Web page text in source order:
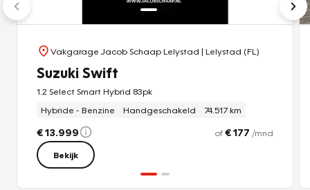
Vakgarage Jacob Schaap Lelystad | Lelystad (FL)
Suzuki Swift
1.2 Select Smart Hybrid 83pk
Hybride - Benzine
Handgeschakeld 74.517 km
€ 13.999 of€ 177 /mnd
Bekijk